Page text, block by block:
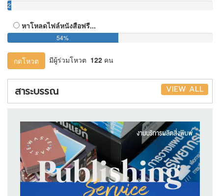
2%
หาโหลดไฟล์หนังสือฟรี...
54%
กดโหวต มีผู้ร่วมโหวต 122 คน
สาระบรรณ VIEW ALL